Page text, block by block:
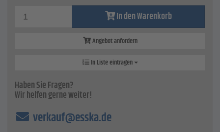
In den Warenkorb
Angebot anfordern
In Liste eintragen
Haben Sie Fragen?
Wir helfen gerne weiter!
verkauf@esska.de